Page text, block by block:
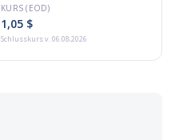
KURS (EOD)
1,05 $
Schlusskursv. 06.08.2026